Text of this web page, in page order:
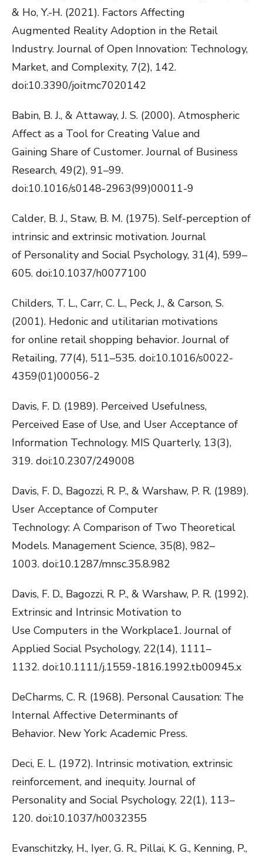
& Ho, Y.-H. (2021). Factors Affecting
Augmented Reality Adoption in the Retail
Industry. Journal of Open Innovation: Technology,
Market, and Complexity, 7(2), 142.
doi:10.3390/joitmc7020142
Babin, B. J., & Attaway, J. S. (2000). Atmospheric
Affect as a Tool for Creating Value and
Gaining Share of Customer. Journal of Business
Research, 49(2), 91–99.
doi:10.1016/s0148-2963(99)00011-9
Calder, B. J., Staw, B. M. (1975). Self-perception of
intrinsic and extrinsic motivation. Journal
of Personality and Social Psychology, 31(4), 599–
605. doi:10.1037/h0077100
Childers, T. L., Carr, C. L., Peck, J., & Carson, S.
(2001). Hedonic and utilitarian motivations
for online retail shopping behavior. Journal of
Retailing, 77(4), 511–535. doi:10.1016/s0022-
4359(01)00056-2
Davis, F. D. (1989). Perceived Usefulness,
Perceived Ease of Use, and User Acceptance of
Information Technology. MIS Quarterly, 13(3),
319. doi:10.2307/249008
Davis, F. D., Bagozzi, R. P., & Warshaw, P. R. (1989).
User Acceptance of Computer
Technology: A Comparison of Two Theoretical
Models. Management Science, 35(8), 982–
1003. doi:10.1287/mnsc.35.8.982
Davis, F. D., Bagozzi, R. P., & Warshaw, P. R. (1992).
Extrinsic and Intrinsic Motivation to
Use Computers in the Workplace1. Journal of
Applied Social Psychology, 22(14), 1111–
1132. doi:10.1111/j.1559-1816.1992.tb00945.x
DeCharms, C. R. (1968). Personal Causation: The
Internal Affective Determinants of
Behavior. New York: Academic Press.
Deci, E. L. (1972). Intrinsic motivation, extrinsic
reinforcement, and inequity. Journal of
Personality and Social Psychology, 22(1), 113–
120. doi:10.1037/h0032355
Evanschitzky, H., Iyer, G. R., Pillai, K. G., Kenning, P.,